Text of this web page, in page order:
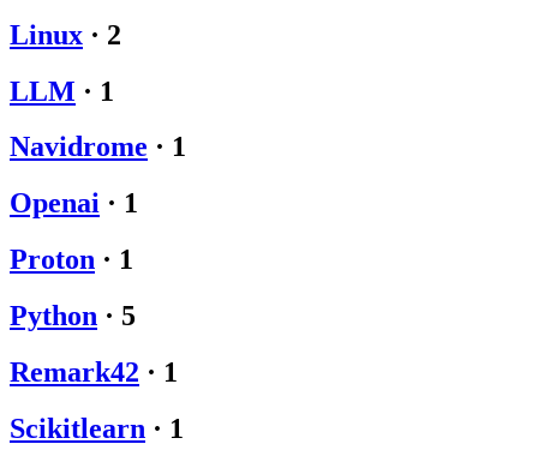
Linux · 2
LLM · 1
Navidrome · 1
Openai · 1
Proton · 1
Python · 5
Remark42 · 1
Scikitlearn · 1